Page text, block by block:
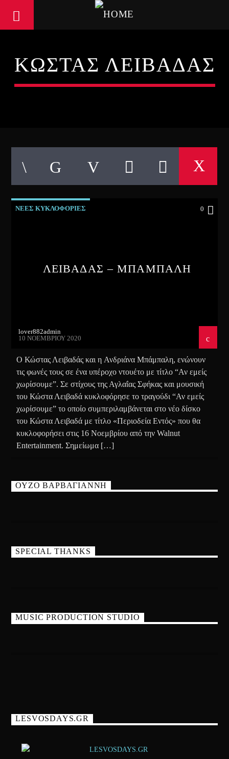
ΚΩΣΤΑΣ ΛΕΙΒΑΔΑΣ
ΝΕΕΣ ΚΥΚΛΟΦΟΡΙΕΣ 0
ΛΕΙΒΑΔΑΣ – ΜΠΑΜΠΑΛΗ
lover882admin
10 ΝΟΕΜΒΡΊΟΥ 2020
Ο Κώστας Λειβαδάς και η Ανδριάνα Μπάμπαλη, ενώνουν
τις φωνές τους σε ένα υπέροχο ντουέτο με τίτλο “Αν εμείς
χωρίσουμε”. Σε στίχους της Αγλαΐας Σφήκας και μουσική
του Κώστα Λειβαδά κυκλοφόρησε το τραγούδι “Αν εμείς
χωρίσουμε” το οποίο συμπεριλαμβάνεται στο νέο δίσκο
του Κώστα Λειβαδά με τίτλο «Περιοδεία Εντός» που θα
κυκλοφορήσει στις 16 Νοεμβρίου από την Walnut
Entertainment. Σημείωμα […]
ΟΥΖΟ ΒΑΡΒΑΓΙΑΝΝΗ
SPECIAL THANKS
MUSIC PRODUCTION STUDIO
LESVOSDAYS.GR